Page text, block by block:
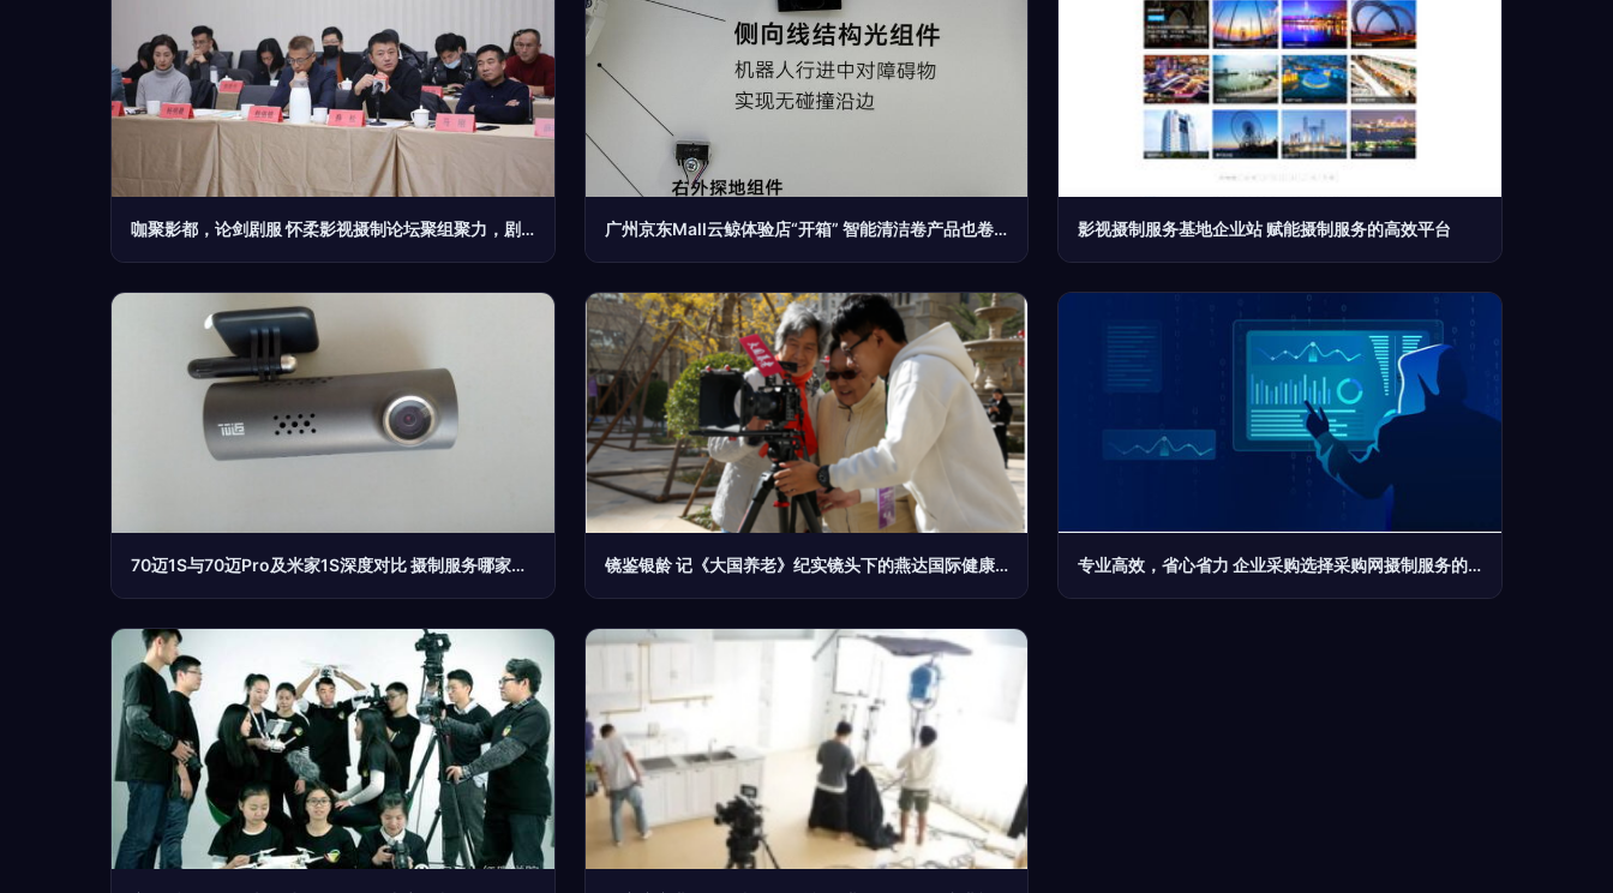
咖聚影都，论剑剧服 怀柔影视摄制论坛聚组聚力，剧精彩摄制服务 广州京东Mall云鲸体验店“开箱” 智能清洁卷产品也卷服务？摄制服务引关注 影视摄制服务基地企业站 赋能摄制服务的高效平台
70迈1S与70迈Pro及米家1S深度对比 摄制服务哪家强？ 镜鉴银龄 记《大国养老》纪实镜头下的燕达国际健康城 专业高效，省心省力 企业采购选择采购网摄制服务的核心优势